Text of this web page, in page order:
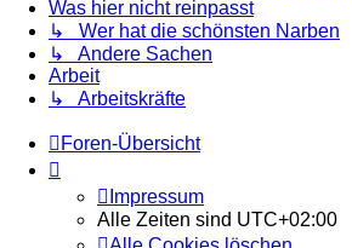
Was hier nicht reinpasst
↳ Wer hat die schönsten Narben
↳ Andere Sachen
Arbeit
↳ Arbeitskräfte
Foren-Übersicht
Impressum
Alle Zeiten sind UTC+02:00